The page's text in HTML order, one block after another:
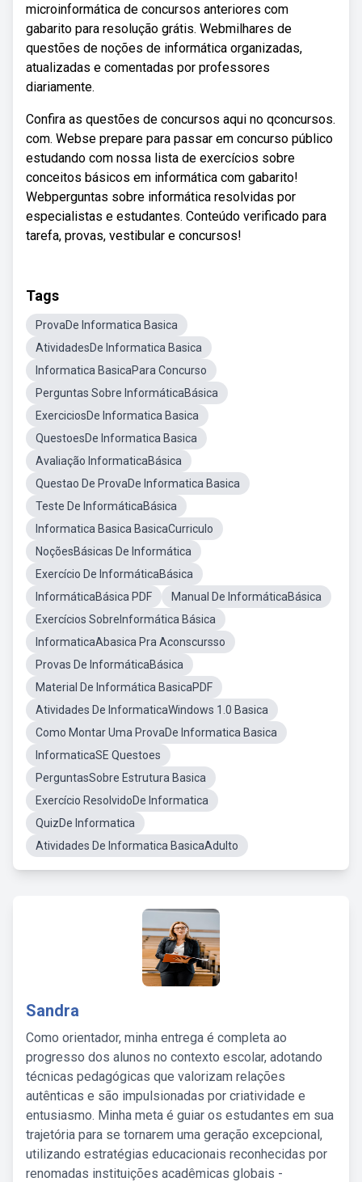
microinformática de concursos anteriores com
gabarito para resolução grátis. Webmilhares de
questões de noções de informática organizadas,
atualizadas e comentadas por professores
diariamente.
Confira as questões de concursos aqui no qconcursos.
com. Webse prepare para passar em concurso público
estudando com nossa lista de exercícios sobre
conceitos básicos em informática com gabarito!
Webperguntas sobre informática resolvidas por
especialistas e estudantes. Conteúdo verificado para
tarefa, provas, vestibular e concursos!
Tags
ProvaDe Informatica Basica
AtividadesDe Informatica Basica
Informatica BasicaPara Concurso
Perguntas Sobre InformáticaBásica
ExerciciosDe Informatica Basica
QuestoesDe Informatica Basica
Avaliação InformaticaBásica
Questao De ProvaDe Informatica Basica
Teste De InformáticaBásica
Informatica Basica BasicaCurriculo
NoçõesBásicas De Informática
Exercício De InformáticaBásica
InformáticaBásica PDF
Manual De InformáticaBásica
Exercícios SobreInformática Básica
InformaticaAbasica Pra Aconscursso
Provas De InformáticaBásica
Material De Informática BasicaPDF
Atividades De InformaticaWindows 1.0 Basica
Como Montar Uma ProvaDe Informatica Basica
InformaticaSE Questoes
PerguntasSobre Estrutura Basica
Exercício ResolvidoDe Informatica
QuizDe Informatica
Atividades De Informatica BasicaAdulto
Sandra
Como orientador, minha entrega é completa ao
progresso dos alunos no contexto escolar, adotando
técnicas pedagógicas que valorizam relações
autênticas e são impulsionadas por criatividade e
entusiasmo. Minha meta é guiar os estudantes em sua
trajetória para se tornarem uma geração excepcional,
utilizando estratégias educacionais reconhecidas por
renomadas instituições acadêmicas globais -